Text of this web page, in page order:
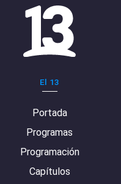
El 13
Portada
Programas
Programación
Capítulos